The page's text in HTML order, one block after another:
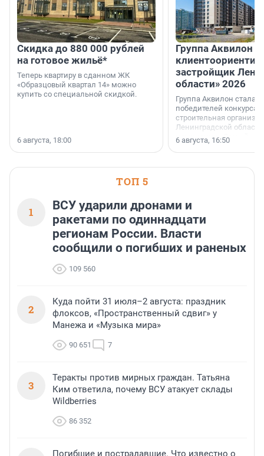
Скидка до 880 000 рублей
на готовое жильё*
Теперь квартиру в сданном ЖК
«Образцовый квартал 14» можно
купить со специальной скидкой.
6 августа, 18:00
Группа Аквилон
застройщик
области» 2026
Группа Аквилон стала
победителей конкурса
строительная
Ленинградской области
номинации «Самый
застройщик
области».
6 августа, 16:50
ТОП 5
1
ВСУ ударили дронами и
ракетами по одиннадцати
регионам России. Власти
сообщили о погибших и раненых
109 560
2
Куда пойти 31 июля–2 августа: праздник
флоксов, «Пространственный сдвиг» у
Манежа и «Музыка мира»
90 651 7
3
Теракты против мирных граждан. Татьяна
Ким ответила, почему ВСУ атакует склады
Wildberries
86 352
Погибшие и пострадавшие. Что известно о